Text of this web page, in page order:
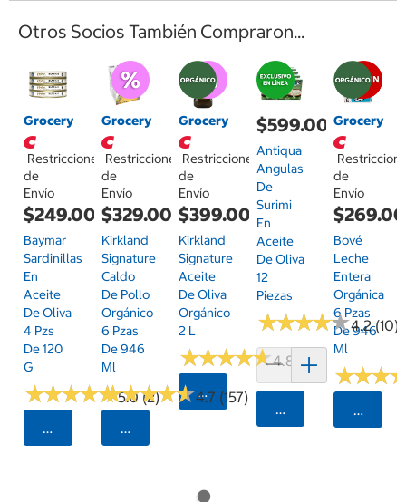
Otros Socios También Compraron...
Grocery
Restricciones
de
Envío
$249.00
Baymar
Sardinillas
En
Aceite
De Oliva
4 Pzs
De 120
G
★★★★★
★★★★★5.0 (2)
Seleccionar Código Postal
Grocery
Restricciones
de
Envío
$329.00
Kirkland
Signature
Caldo
De Pollo
Orgánico
6 Pzas
De 946
Ml
★★★★★
★★★★★4.7 (157)
Seleccionar Código Postal
Grocery
Restricciones
de
Envío
$399.00
Kirkland
Signature
Aceite
De Oliva
Orgánico
2 L
★★★★★
★★★★★4.8 (191)
Seleccionar Código Postal
$599.00
Antiqua
Angulas
De
Surimi
En
Aceite
De Oliva
12
Piezas
★★★★★
★★★★★4.2 (10)
Agregar
Grocery
de
Envío
$269.00
Bové
Leche
Entera
Orgánica
6 Pzas
De 946
Ml
★★★
★★★